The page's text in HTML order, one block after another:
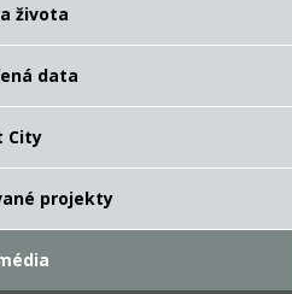
života
data
City
projekty